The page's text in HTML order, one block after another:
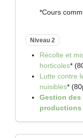
*Cours
Niveau 2
Récolte et
horticoles*
Lutte contre
nuisibles*
Gestion
productions